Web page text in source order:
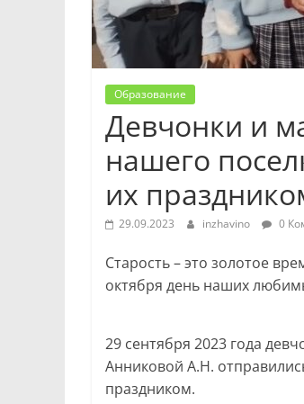
Образование
Девчонки и
нашего
их
29.09.2023 inzhavino 0
Старость – это золотое
октября день наших
29 сентября 2023 года
Анниковой А.Н.
праздником.